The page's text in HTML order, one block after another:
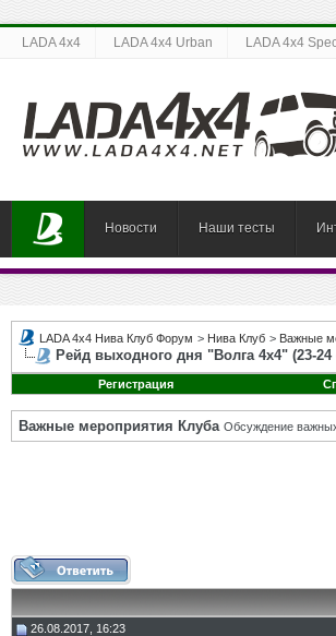
LADA 4x4 LADA 4x4 Urban LADA 4x4
Новости Наши тесты
LADA 4x4 Нива Клуб Форум > Нива Клуб > Важные
Рейд выходного дня "Волга 4х4" (23-24
Регистрация
Важные мероприятия Клуба Обсуждение
26.08.2017, 16:23